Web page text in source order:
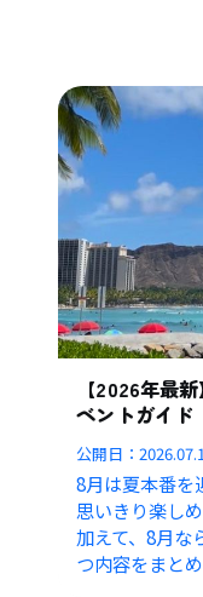
【2026年最
ベントガイド
公開日：
8月は夏本番を
思いきり楽し
加えて、8月な
つ内容をまと